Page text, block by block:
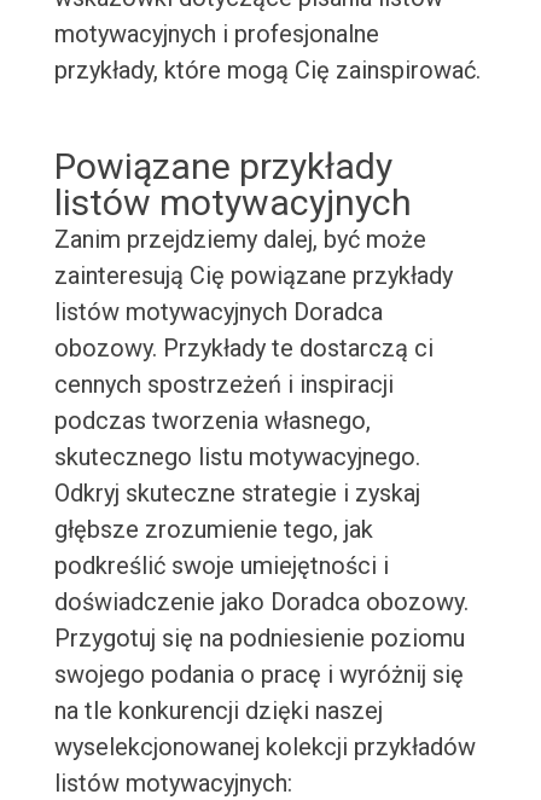
motywacyjnych i profesjonalne
przykłady, które mogą Cię zainspirować.
Powiązane przykłady
listów motywacyjnych
Zanim przejdziemy dalej, być może
zainteresują Cię powiązane przykłady
listów motywacyjnych Doradca
obozowy. Przykłady te dostarczą ci
cennych spostrzeżeń i inspiracji
podczas tworzenia własnego,
skutecznego listu motywacyjnego.
Odkryj skuteczne strategie i zyskaj
głębsze zrozumienie tego, jak
podkreślić swoje umiejętności i
doświadczenie jako Doradca obozowy.
Przygotuj się na podniesienie poziomu
swojego podania o pracę i wyróżnij się
na tle konkurencji dzięki naszej
wyselekcjonowanej kolekcji przykładów
listów motywacyjnych: